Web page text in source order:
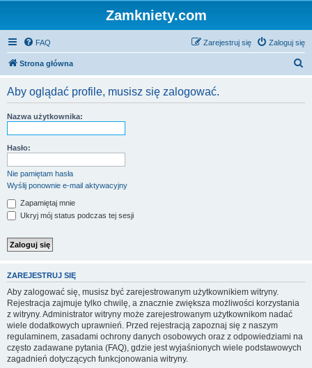
Zamkniety.com
FAQ Zaloguj się
Zarejestruj się
Strona główna
Aby oglądać profile, musisz się zalogować.
Nazwa użytkownika:
Hasło:
Nie pamiętam hasła
Wyślij ponownie e-mail aktywacyjny
Zapamiętaj mnie
Ukryj mój status podczas tej sesji
ZAREJESTRUJ SIĘ
Aby zalogować się, musisz być zarejestrowanym użytkownikiem witryny.
Rejestracja zajmuje tylko chwilę, a znacznie zwiększa możliwości korzystania
z witryny. Administrator witryny może zarejestrowanym użytkownikom nadać
wiele dodatkowych uprawnień. Przed rejestracją zapoznaj się z naszym
regulaminem, zasadami ochrony danych osobowych oraz z odpowiedziami na
często zadawane pytania (FAQ), gdzie jest wyjaśnionych wiele podstawowych
zagadnień dotyczących funkcjonowania witryny.